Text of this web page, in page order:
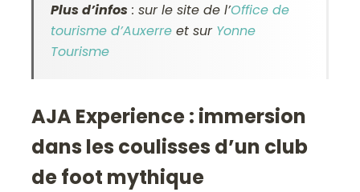
Plus d’infos : sur le site de l’Office de
tourisme d’Auxerre et sur Yonne
Tourisme
AJA Experience : immersion
dans les coulisses d’un club
de foot mythique